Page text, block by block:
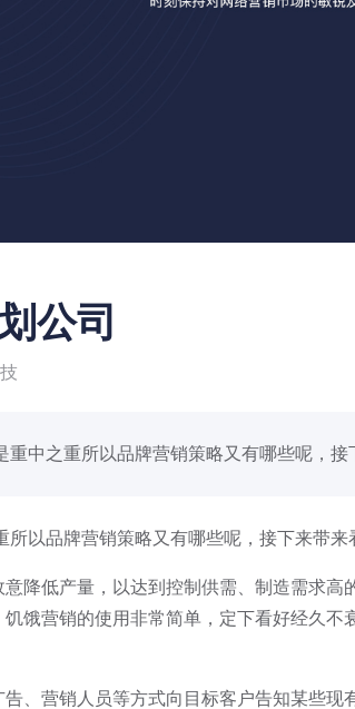
公司
重中之重所以品牌营销策略又有哪些呢，
以品牌营销策略又有哪些呢，接下来带来
低产量，以达到控制供需、制造需求高
饿营销的使用非常简单，定下看好经久
营销人员等方式向目标客户告知某些现